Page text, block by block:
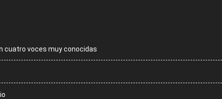
cuatro voces muy conocidas